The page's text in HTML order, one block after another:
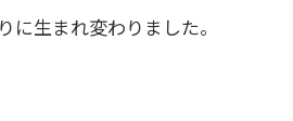
生まれ変わりました。